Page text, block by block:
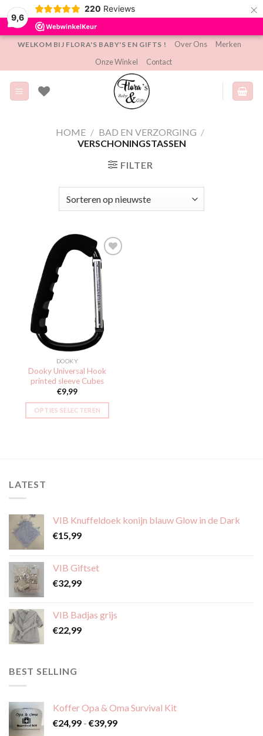
9,6
220 Reviews ×
inhoud
WELKOM BIJ FLORA'S BABY'S EN GIFTS ! Over Ons
Merken
Onze Winkel
Contact
HOME / BAD EN VERZORGING /
VERSCHONINGSTASSEN
FILTER
Toevoegen
aan
verlanglijst
DOOKY
Dooky Universal Hook
printed sleeve Cubes
€9,99
OPTIES SELECTEREN
LATEST
VIB Knuffeldoek konijn blauw Glow in de Dark
€15,99
VIB Giftset
€32,99
VIB Badjas grijs
€22,99
BEST SELLING
Koffer Opa & Oma Survival Kit
€24,99 - €39,99Prijsklasse: